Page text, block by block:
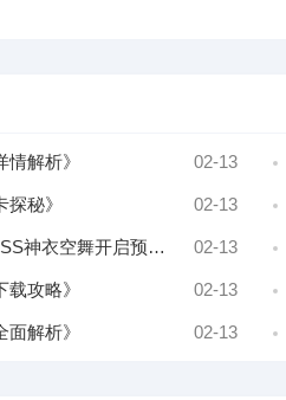
解析》 02-13
秘》 02-13
《花亦山心之月新活动：跨服BOSS神衣空舞开启预告》 02-13
攻略》 02-13
解析》 02-13